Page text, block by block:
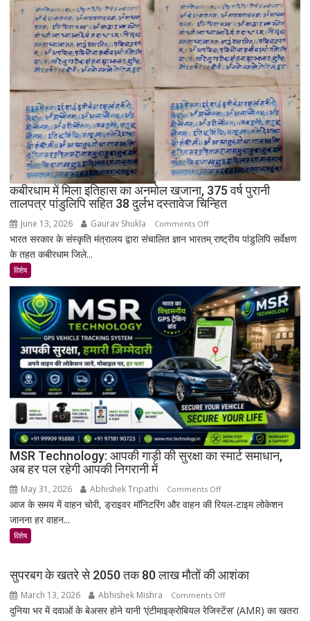
200
साल
बाद
भी
क्यों
बसा
राजस्थान
का
सबसे
रहस्यमयी
गांव?
कबीरधाम में मिला इतिहास का अनमोल खजाना, 375 वर्ष पुरानी
तालपत्र पांडुलिपि सहित 38 दुर्लभ दस्तावेज चिन्हित
June 13, 2026 Gaurav Shukla Comments Offon
कबीरधाम
इतिहास
का
अनमोल
खजाना,
375
वर्ष
पुरानी
तालपत्र
पांडुलिपि
सहित
38
दुर्लभ
भारत सरकार के संस्कृति मंत्रालय द्वारा संचालित ज्ञान भारतम् राष्ट्रीय पांडुलिपि सर्वेक्षण
के तहत कबीरधाम जिले...
विशेष
MSR Technology: आपकी गाड़ी की सुरक्षा का स्मार्ट समाधान,
अब हर पल रहेगी आपकी निगरानी में
May 31, 2026 Abhishek Tripathi Comments Offon
MSR
सुरक्षा
का
स्मार्ट
आज के समय में वाहन चोरी, ड्राइवर मॉनिटरिंग और वाहन की रियल-टाइम लोकेशन
जानना हर वाहन...
विशेष
सुपरबग के खतरे से 2050 तक 80 लाख मौतों की आशंका
March 13, 2026 Abhishek Mishra Comments Offon
सुपरबग
दुनिया भर में दवाओं के बेअसर होने यानी ‘एंटीमाइक्रोबियल रेजिस्टेंस’ (AMR) का खतरा